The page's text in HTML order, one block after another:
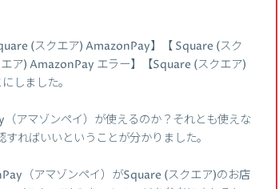
(スクエア) AmazonPay】【 Square (スク
ア) AmazonPay エラー】【Square (スクエア)
しました。
アマゾンペイ）が使えるのか？それとも使えな
ればいいということが分かりました。
（アマゾンペイ）がSquare (スクエア)のお店